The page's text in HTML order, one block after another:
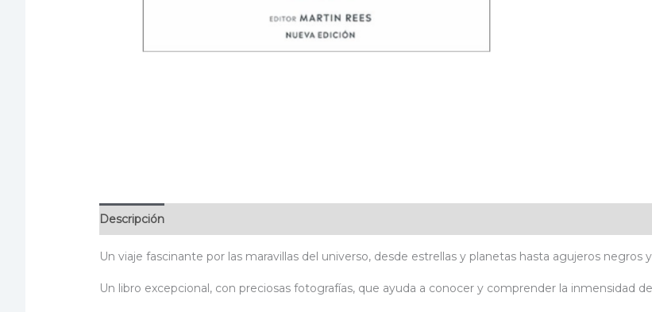
Descripción
Un viaje fascinante por las maravillas del universo, desde estrellas y planetas hasta agujeros negros
Un libro excepcional, con preciosas fotografías, que ayuda a conocer y comprender la inmensidad